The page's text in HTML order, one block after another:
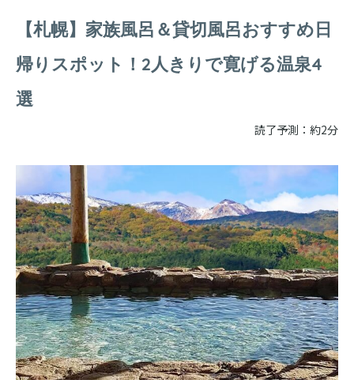
【札幌】家族風呂＆貸切風呂おすすめ日
帰りスポット！2人きりで寛げる温泉4
選
読了予測：約2分